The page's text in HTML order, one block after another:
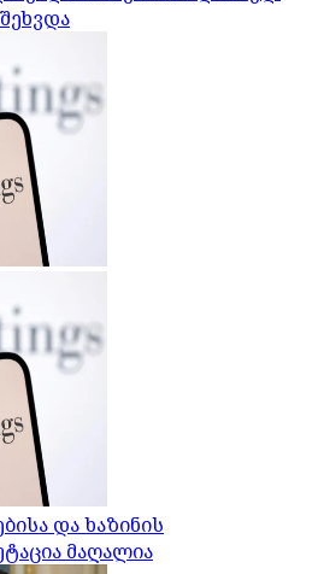
და ხაზინის
მაღალია